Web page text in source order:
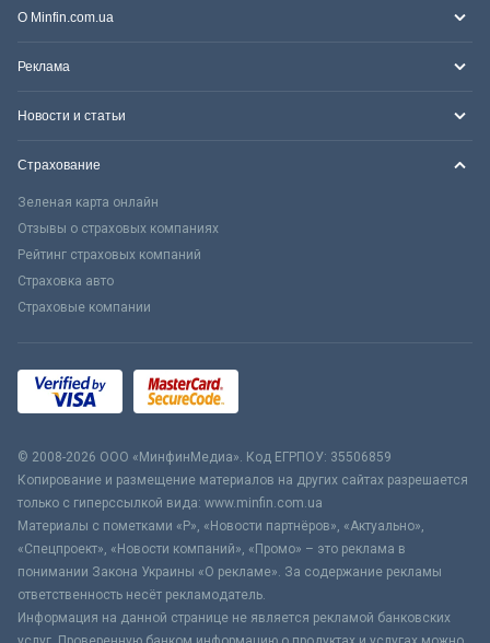
О Minfin.com.ua
Реклама
Новости и статьи
Страхование
Зеленая карта онлайн
Отзывы о страховых компаниях
Рейтинг страховых компаний
Страховка авто
Страховые компании
© 2008-2026 ООО «МинфинМедиа». Код ЕГРПОУ: 35506859
Копирование и размещение материалов на других сайтах разрешается
только с гиперссылкой вида: www.minfin.com.ua
Материалы с пометками «Р», «Новости партнёров», «Актуально»,
«Спецпроект», «Новости компаний», «Промо» – это реклама в
понимании Закона Украины «О рекламе». За содержание рекламы
ответственность несёт рекламодатель.
Информация на данной странице не является рекламой банковских